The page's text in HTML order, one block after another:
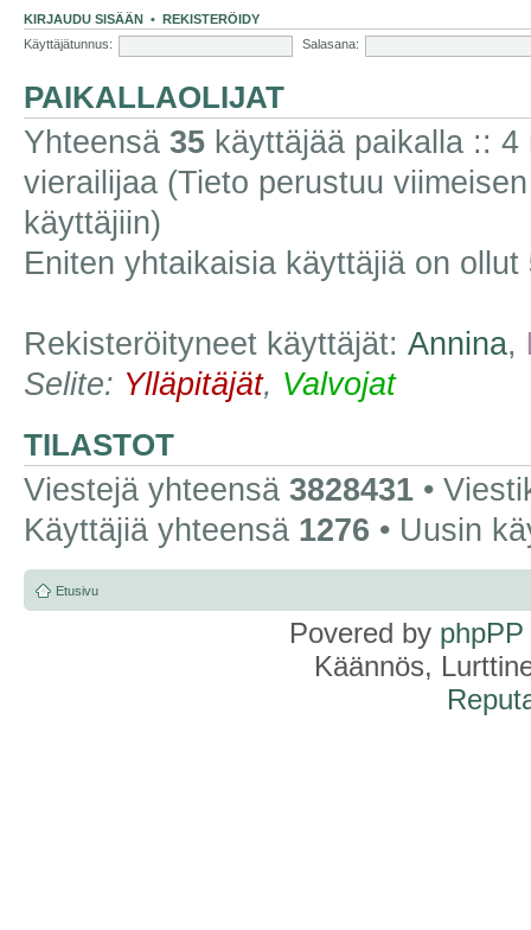
KIRJAUDU SISÄÄN • REKISTERÖIDY
Käyttäjätunnus:
Salasana:
PAIKALLAOLIJAT
Yhteensä 35 käyttäjää paikalla ::
vierailijaa (Tieto perustuu
käyttäjiin)
Eniten yhtaikaisia käyttäjiä on ollut
Rekisteröityneet käyttäjät: Annina,
Selite: Ylläpitäjät, Valvojat
TILASTOT
Viestejä yhteensä 3828431 •
Käyttäjiä yhteensä 1276 • Uusin
Etusivu
Povered by phpPP
Käännös,